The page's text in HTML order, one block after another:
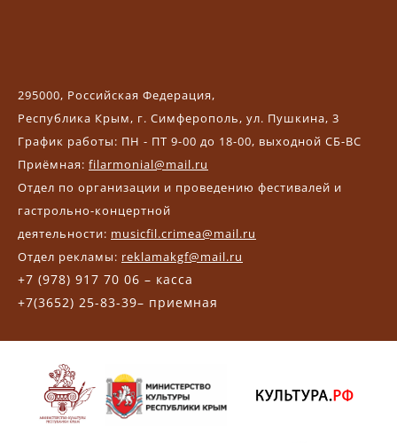
295000, Российская Федерация,
Республика Крым, г. Симферополь, ул. Пушкина, 3
График работы: ПН - ПТ 9-00 до 18-00, выходной СБ-ВС
Приёмная: filarmonial@mail.ru
Отдел по организации и проведению фестивалей и
гастрольно-концертной
деятельности: musicfil.crimea@mail.ru
Отдел рекламы: reklamakgf@mail.ru
+7 (978) 917 70 06 – касса
+7(3652) 25-83-39– приемная